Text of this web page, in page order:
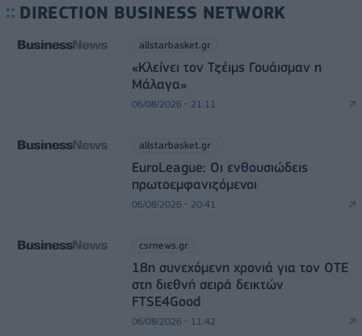
DIRECTION BUSINESS NETWORK
allstarbasket.gr
«Κλείνει τον Τζέιμς Γουάισμαν η
Μάλαγα»
06/08/2026 - 21:11
allstarbasket.gr
EuroLeague: Οι ενθουσιώδεις
πρωτοεμφανιζόμενοι
06/08/2026 - 20:41
csrnews.gr
18η συνεχόμενη χρονιά για τον ΟΤΕ
στη διεθνή σειρά δεικτών
FTSE4Good
06/08/2026 - 11:42